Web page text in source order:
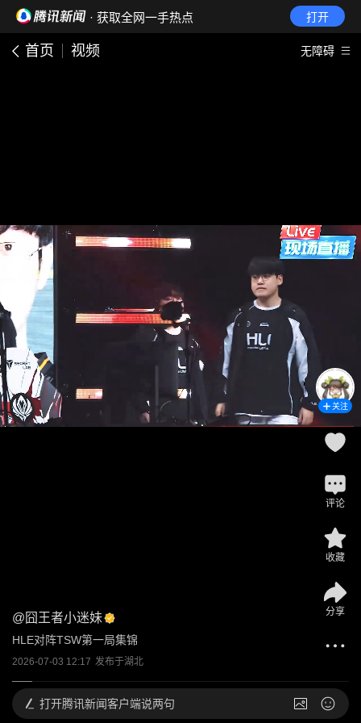
· 获取全网一手热点 打开
首页 视频 无障碍
@ 囧王者小迷妹
HLE对阵TSW第一局集锦
2026-07-03 12:17 发布于湖北
关注
评论
收藏
分享
打开腾讯新闻客户端说两句